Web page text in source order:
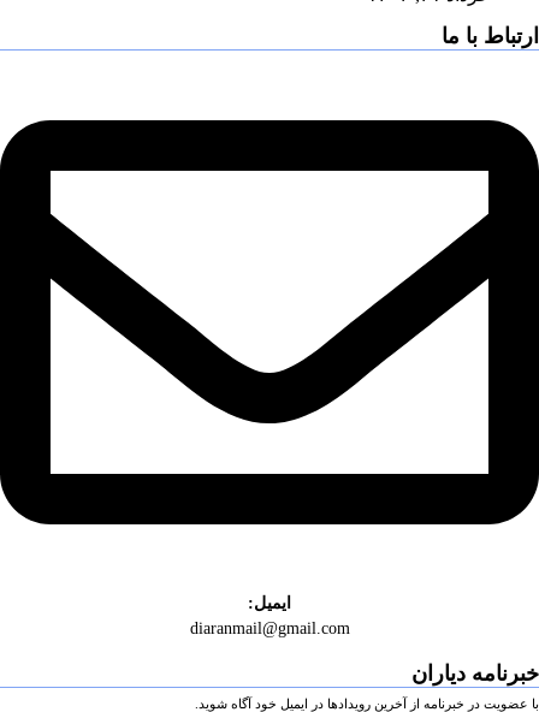
ارتباط با ما
ایمیل:
diaranmail@gmail.com
خبرنامه دیاران
با عضویت در خبرنامه از آخرین رویدادها در ایمیل خود آگاه شوید.